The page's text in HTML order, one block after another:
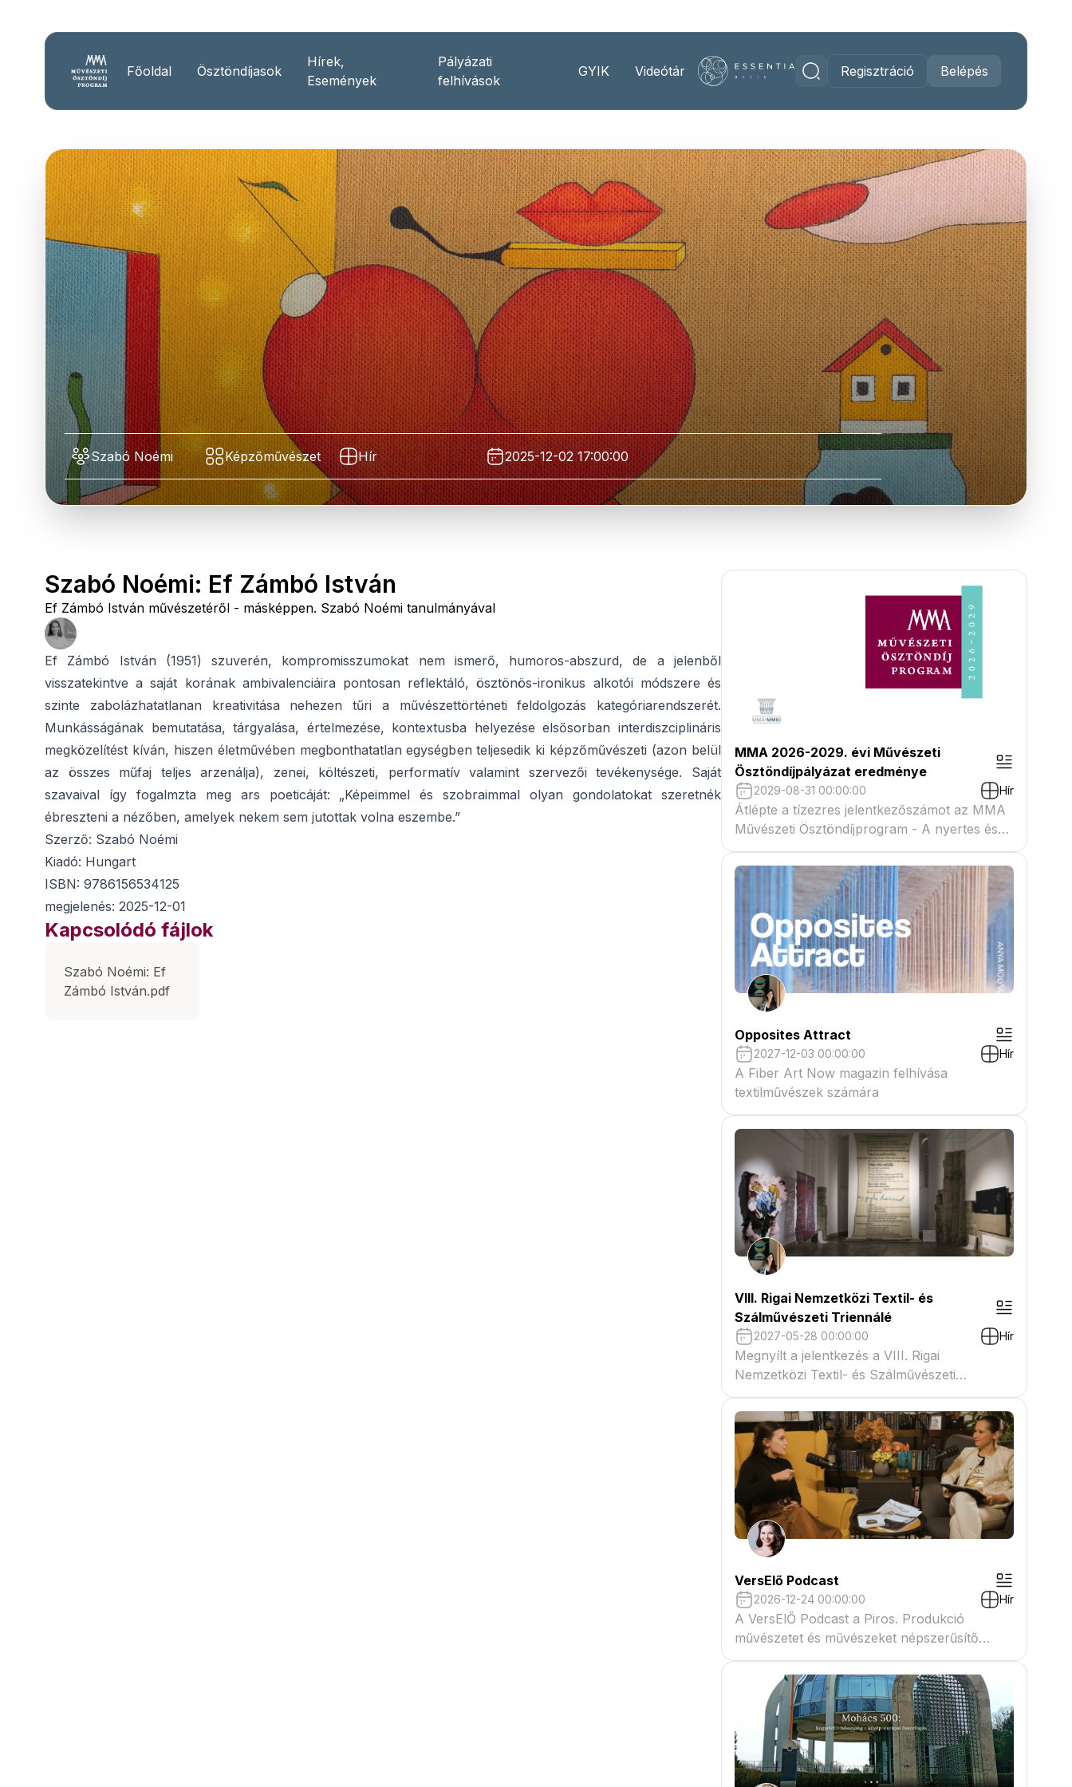
Főoldal Ösztöndíjasok
Hírek,
Események
Pályázati
felhívások
GYIK Videótár Regisztráció Belépés
Szabó Noémi Képzőművészet Hír 2025-12-02 17:00:00
Szabó Noémi: Ef Zámbó István
Ef Zámbó István művészetéről - másképpen. Szabó Noémi tanulmányával
Ef Zámbó István (1951) szuverén, kompromisszumokat nem ismerő, humoros-abszurd, de a jelenből
visszatekintve a saját korának ambivalenciáira pontosan reflektáló, ösztönös-ironikus alkotói módszere és
szinte zabolázhatatlanan kreativitása nehezen tűri a művészettörténeti feldolgozás kategóriarendszerét.
Munkásságának bemutatása, tárgyalása, értelmezése, kontextusba helyezése elsősorban interdiszciplináris
megközelítést kíván, hiszen életművében megbonthatatlan egységben teljesedik ki képzőművészeti (azon belül
az összes műfaj teljes arzenálja), zenei, költészeti, performatív valamint szervezői tevékenysége. Saját
szavaival így fogalmzta meg ars poeticáját: „Képeimmel és szobraimmal olyan gondolatokat szeretnék
ébreszteni a nézőben, amelyek nekem sem jutottak volna eszembe.”
Szerző: Szabó Noémi
Kiadó: Hungart
ISBN: 9786156534125
megjelenés: 2025-12-01
Kapcsolódó fájlok
Szabó Noémi: Ef
Zámbó István.pdf
MMA 2026-2029. évi Művészeti
Ösztöndíjpályázat eredménye
2029-08-31 00:00:00 Hír
Átlépte a tízezres jelentkezőszámot az MMA
Művészeti Ösztöndíjprogram - A nyertes és
tartaléklistás pályázók névsora megtekinthető
a csatolmányban
Opposites Attract
2027-12-03 00:00:00 Hír
A Fiber Art Now magazin felhívása
textilművészek számára
VIII. Rigai Nemzetközi Textil- és
Szálművészeti Triennálé
2027-05-28 00:00:00 Hír
Megnyílt a jelentkezés a VIII. Rigai
Nemzetközi Textil- és Szálművészeti
Triennáléra
VersElő Podcast
2026-12-24 00:00:00 Hír
A VersElŐ Podcast a Piros. Produkció
művészetet és művészeket népszerűsítő
beszélgető műsora